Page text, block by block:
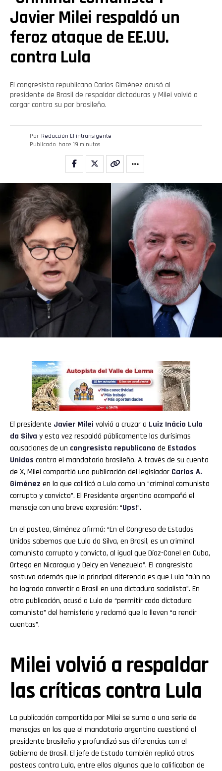
Javier Milei respaldó un
feroz ataque de EE.UU.
contra Lula
El congresista republicano Carlos Giménez acusó al
presidente de Brasil de respaldar dictaduras y Milei volvió a
cargar contra su par brasileño.
Por Redacción El intransigente
Publicado hace 19 minutos
El presidente Javier Milei volvió a cruzar a Luiz Inácio Lula
da Silva y esta vez respaldó públicamente las durísimas
acusaciones de un congresista republicano de Estados
Unidos contra el mandatario brasileño. A través de su cuenta
de X, Milei compartió una publicación del legislador Carlos A.
Giménez en la que calificó a Lula como un “criminal comunista
corrupto y convicto”. El Presidente argentino acompañó el
mensaje con una breve expresión: “Ups!”.
En el posteo, Giménez afirmó: “En el Congreso de Estados
Unidos sabemos que Lula da Silva, en Brasil, es un criminal
comunista corrupto y convicto, al igual que Díaz-Canel en Cuba,
Ortega en Nicaragua y Delcy en Venezuela”. El congresista
sostuvo además que la principal diferencia es que Lula “aún no
ha logrado convertir a Brasil en una dictadura socialista”. En
otra publicación, acusó a Lula de “permitir cada dictadura
comunista” del hemisferio y reclamó que lo lleven “a rendir
cuentas”.
Milei volvió a respaldar
las críticas contra Lula
La publicación compartida por Milei se suma a una serie de
mensajes en los que el mandatario argentino cuestionó al
presidente brasileño y profundizó sus diferencias con el
Gobierno de Brasil. El jefe de Estado también replicó otros
posteos contra Lula, entre ellos algunos que lo calificaban de